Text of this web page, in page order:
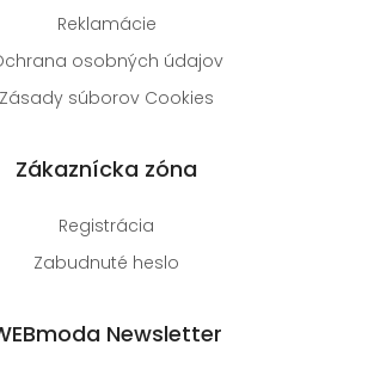
Reklamácie
osobných údajov
Zásady súborov Cookies
Zákaznícka zóna
Registrácia
Zabudnuté heslo
Newsletter